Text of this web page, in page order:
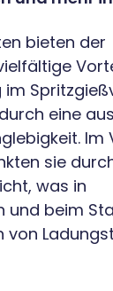
bieten der
im
eine
Im
sie
was in
und beim
von